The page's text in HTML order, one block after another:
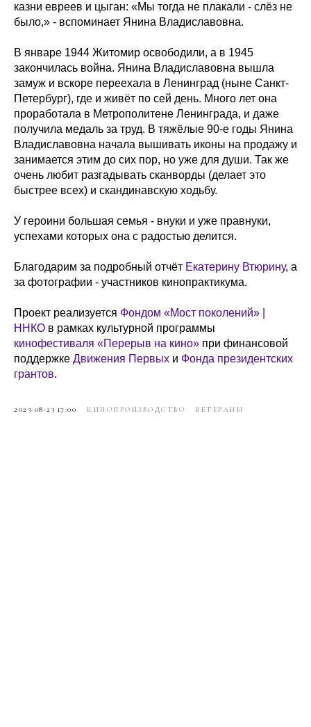
казни евреев и цыган: «Мы тогда не плакали - слёз не
было,» - вспоминает Янина Владиславовна.
В январе 1944 Житомир освободили, а в 1945
закончилась война. Янина Владиславовна вышла
замуж и вскоре переехала в Ленинград (ныне Санкт-
Петербург), где и живёт по сей день. Много лет она
проработала в Метрополитене Ленинграда, и даже
получила медаль за труд. В тяжёлые 90-е годы Янина
Владиславовна начала вышивать иконы на продажу и
занимается этим до сих пор, но уже для души. Так же
очень любит разгадывать сканворды (делает это
быстрее всех) и скандинавскую ходьбу.
У героини большая семья - внуки и уже правнуки,
успехами которых она с радостью делится.
Благодарим за подробный отчёт Екатерину Втюрину, а
за фотографии - участников кинопрактикума.
Проект реализуется Фондом «Мост поколений» |
ННКО в рамках культурной программы
кинофестиваля «Перерыв на кино» при финансовой
поддержке Движения Первых и Фонда президентских
грантов.
2023-08-23 17:00 КИНОПРОИЗВОДСТВО ВЕТЕРАНЫ